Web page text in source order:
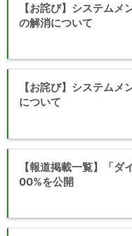
【お詫び】システム
の解消について
【お詫び】システム
について
【報道掲載一覧】「
00%を公開